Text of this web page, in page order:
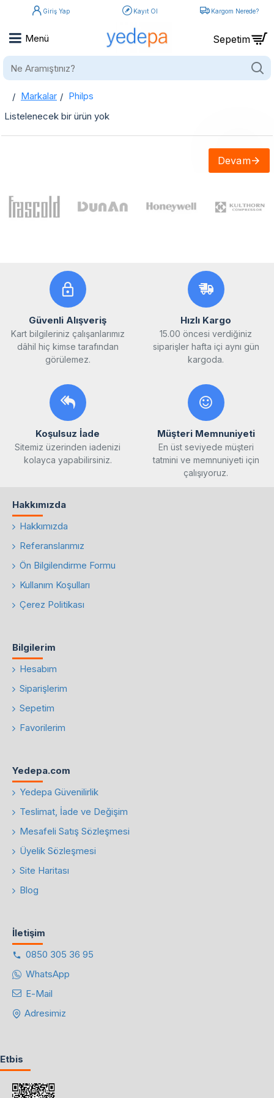
Giriş Yap Kayıt Ol Kargom Nerede?
Ne
home
Markalar
Philps
Listelenecek bir ürün yok
Devam
Güvenli Alışveriş
Kart bilgileriniz çalışanlarımız
dâhil hiç kimse tarafından
görülemez.
Hızlı Kargo
15.00 öncesi verdiğiniz
siparişler hafta içi aynı gün
kargoda.
Koşulsuz İade
Sitemiz üzerinden iadenizi
kolayca yapabilirsiniz.
Müşteri Memnuniyeti
En üst seviyede müşteri
tatmini ve memnuniyeti için
çalışıyoruz.
Hakkımızda
Hakkımızda
Referanslarımız
Ön Bilgilendirme Formu
Kullanım Koşulları
Çerez Politikası
Bilgilerim
Hesabım
Siparişlerim
Sepetim
Favorilerim
Yedepa.com
Yedepa Güvenilirlik
Teslimat, İade ve Değişim
Mesafeli Satış Sözleşmesi
Üyelik Sözleşmesi
Site Haritası
Blog
İletişim
0850 305 36 95
WhatsApp
E-Mail
Adresimiz
Etbis